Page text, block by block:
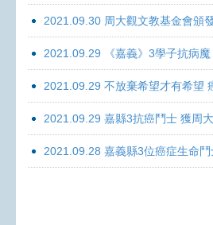
2021.09.30 周大觀文教基金會
2021.09.29 《嘉義》3學子抗病
2021.09.29 不放棄希望才有希望
2021.09.29 嘉縣3抗癌鬥士 獲周
2021.09.28 嘉義縣3位癌症生命